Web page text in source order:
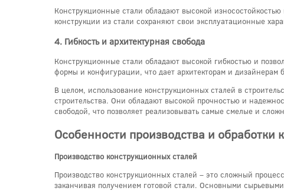
Конструкционные стали обладают высокой
конструкции из стали сохраняют свои эксплуатационные
4. Гибкость и архитектурная свобода
Конструкционные стали обладают высокой гибкостью и
формы и конфигурации, что дает архитекторам и
В целом, использование конструкционных сталей в
строительства. Они обладают высокой прочностью и
свободой, что позволяет реализовывать самые смелые и
Особенности производства и обработки
Производство конструкционных сталей
Производство конструкционных сталей – это сложный
заканчивая получением готовой стали. Основными